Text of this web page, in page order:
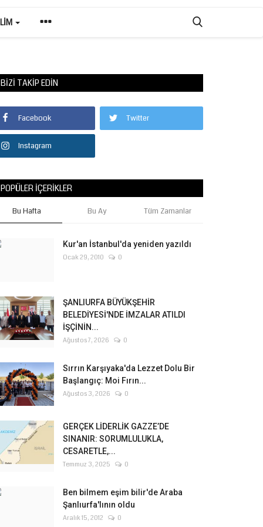
BIZI TAKIP EDIN
Facebook Twitter
Instagram
POPÜLER İÇERIKLER
Bu Hafta Bu Ay Tüm Zamanlar
Kur'an İstanbul'da yeniden yazıldı
Ocak 29, 2010 0
ŞANLIURFA BÜYÜKŞEHİR
BELEDİYESİ'NDE İMZALAR ATILDI
İŞÇİNİN...
Ağustos 7, 2026 0
Sırrın Karşıyaka'da Lezzet Dolu Bir
Başlangıç: Moi Fırın...
Ağustos 3, 2026 0
GERÇEK LİDERLİK GAZZE’DE
SINANIR: SORUMLULUKLA,
CESARETLE,...
Temmuz 3, 2025 0
Ben bilmem eşim bilir'de Araba
Şanlıurfa'lının oldu
Aralık 15, 2012 0